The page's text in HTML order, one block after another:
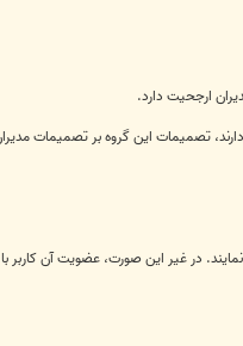
ارجحيت دارد.
تصميمات اين گروه بر تصميمات
نمایند. در غیر این صورت، عضویت آن